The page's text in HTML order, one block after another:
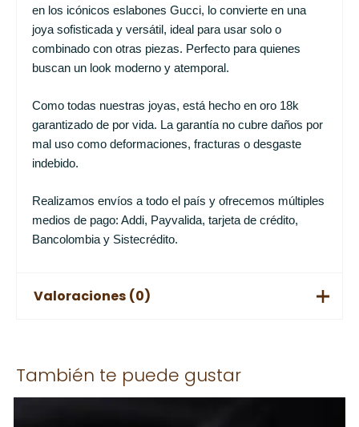
en los icónicos eslabones Gucci, lo convierte en una
joya sofisticada y versátil, ideal para usar solo o
combinado con otras piezas. Perfecto para quienes
buscan un look moderno y atemporal.
Como todas nuestras joyas, está hecho en oro 18k
garantizado de por vida. La garantía no cubre daños por
mal uso como deformaciones, fracturas o desgaste
indebido.
Realizamos envíos a todo el país y ofrecemos múltiples
medios de pago: Addi, Payvalida, tarjeta de crédito,
Bancolombia y Sistecrédito.
Valoraciones (0)
Solo los usuarios registrados que hayan comprado este
producto pueden hacer una valoración.
También te puede gustar